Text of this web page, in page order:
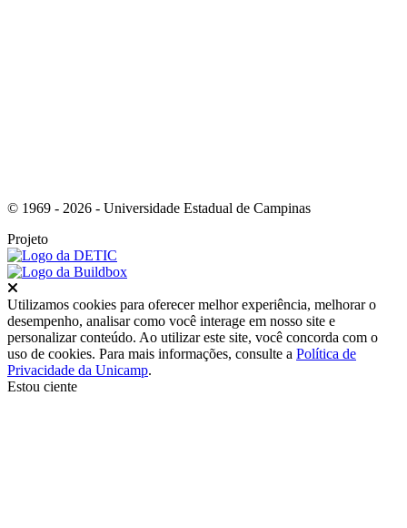
© 1969 - 2026 - Universidade Estadual de Campinas
Projeto
Utilizamos cookies para oferecer melhor experiência, melhorar o
desempenho, analisar como você interage em nosso site e
personalizar conteúdo. Ao utilizar este site, você concorda com o
uso de cookies. Para mais informações, consulte a Política de
Privacidade da Unicamp.
Estou ciente